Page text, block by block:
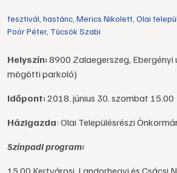
fesztivál hastánc Merics Nikolett Olai
Poór Péter, Tücsök Szabi
Helyszín:8900 Zalaegerszeg, Ebergényi
mögötti parkoló)
Időpont:2018. június 30. szombat 15.00
Házigazda: Olai Településrészi
Színpadi program:
15.00 Kertvárosi, Landorhegyi és Csácsi